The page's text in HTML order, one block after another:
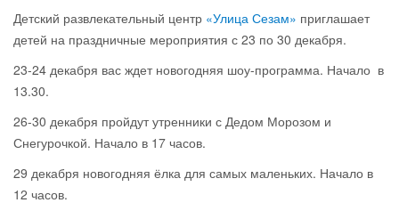
Детский развлекательный центр «Улица Сезам» приглашает
детей на праздничные мероприятия с 23 по 30 декабря.
23-24 декабря вас ждет новогодняя шоу-программа. Начало в
13.30.
26-30 декабря пройдут утренники с Дедом Морозом и
Снегурочкой. Начало в 17 часов.
29 декабря новогодняя ёлка для самых маленьких. Начало в
12 часов.